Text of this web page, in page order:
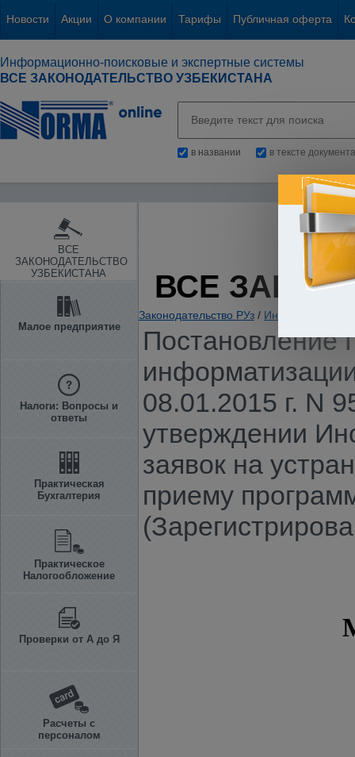
Новости Акции О компании Тарифы Публичная оферта
Информационно-поисковые и экспертные системы
ВСЕ ЗАКОНОДАТЕЛЬСТВО УЗБЕКИСТАНА
в названии в тексте документа
ВСЕ
ЗАКОНОДАТЕЛЬСТВО
УЗБЕКИСТАНА
Малое предприятие
Налоги: Вопросы и
ответы
Практическая
Бухгалтерия
Практическое
Налогообложение
Проверки от А до Я
Расчеты с
персоналом
ВСЕ
Законодательство РУз / Информация.
Постановление
08.01.2015 г. N
утверждении
заявок на
приему